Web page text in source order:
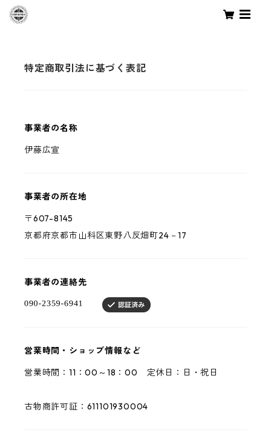
特定商取引法に基づく表記
事業者の名称
伊藤広宣
事業者の所在地
〒607-8145
京都府京都市山科区東野八反畑町24－17
事業者の連絡先
営業時間・ショップ情報など
営業時間：11：00～18：00 定休日：日・祝日
古物商許可証：611101930004